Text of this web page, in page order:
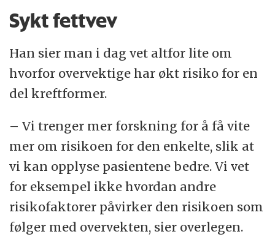
Sykt fettvev
Han sier man i dag vet altfor lite om
hvorfor overvektige har økt risiko for en
del kreftformer.
– Vi trenger mer forskning for å få vite
mer om risikoen for den enkelte, slik at
vi kan opplyse pasientene bedre. Vi vet
for eksempel ikke hvordan andre
risikofaktorer påvirker den risikoen som
følger med overvekten, sier overlegen.